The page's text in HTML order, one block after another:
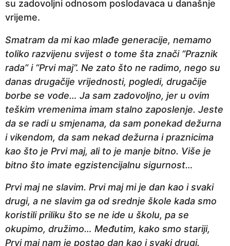
j
e
su zadovoljni odnosom poslodavaca u današnje
vrijeme.
Smatram da mi kao mlađe generacije, nemamo
toliko razvijenu svijest o tome šta znači “Praznik
rada” i “Prvi maj”. Ne zato što ne radimo, nego su
danas drugačije vrijednosti, pogledi, drugačije
borbe se vode… Ja sam zadovoljno, jer u ovim
teškim vremenima imam stalno zaposlenje. Jeste
da se radi u smjenama, da sam ponekad dežurna
i vikendom, da sam nekad dežurna i praznicima
kao što je Prvi maj, ali to je manje bitno. Više je
bitno što imate egzistencijalnu sigurnost…
Prvi maj ne slavim. Prvi maj mi je dan kao i svaki
drugi, a ne slavim ga od srednje škole kada smo
koristili priliku što se ne ide u školu, pa se
okupimo, družimo… Međutim, kako smo stariji,
Prvi maj nam je postao dan kao i svaki drugi.